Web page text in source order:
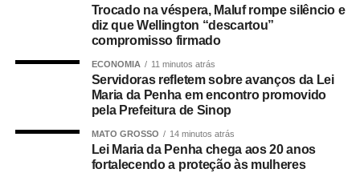
O concurso público foi realizado para provimento de
níveis médio e superior, contemplando funções como
técnico legislativo, analista legislativo, controlador interno
Durante a visita, Rogério Vianna Rangel agradeceu a
confiança depositada no Instituto Selecon e destacou a
Trocado na véspera, Maluf rompe silêncio e
diz que Wellington “descartou”
compromisso firmado
ECONOMIA 11 minutos atrás
Servidoras refletem sobre avanços da Lei
Maria da Penha em encontro promovido
pela Prefeitura de Sinop
MATO GROSSO 14 minutos atrás
Lei Maria da Penha chega aos 20 anos
fortalecendo a proteção às mulheres